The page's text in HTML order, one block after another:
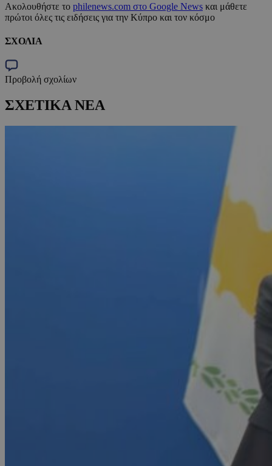
Ακολουθήστε το philenews.com στο Google News και μάθετε
πρώτοι όλες τις ειδήσεις για την Κύπρο και τον κόσμο
ΣΧΟΛΙΑ
Προβολή σχολίων
ΣΧΕΤΙΚΑ ΝΕΑ